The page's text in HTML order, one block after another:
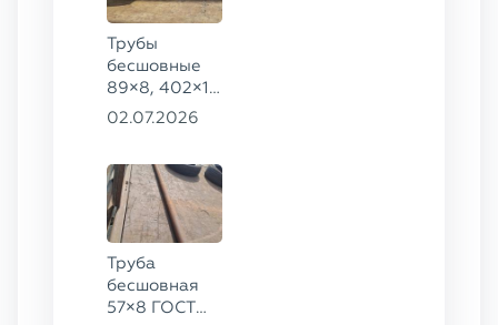
Трубы
бесшовные
89×8, 402×10
ГОСТ 8732-
02.07.2026
Труба
бесшовная
57×8 ГОСТ